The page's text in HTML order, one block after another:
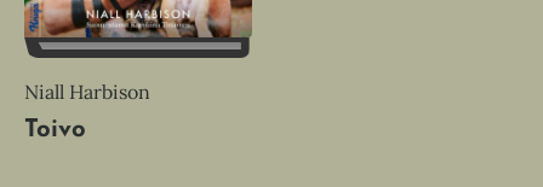
Niall Harbison
Toivo